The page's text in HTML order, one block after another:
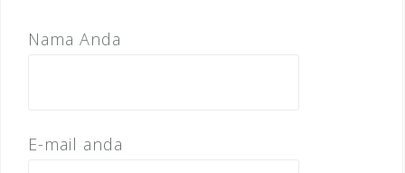
Nama Anda
E-mail anda